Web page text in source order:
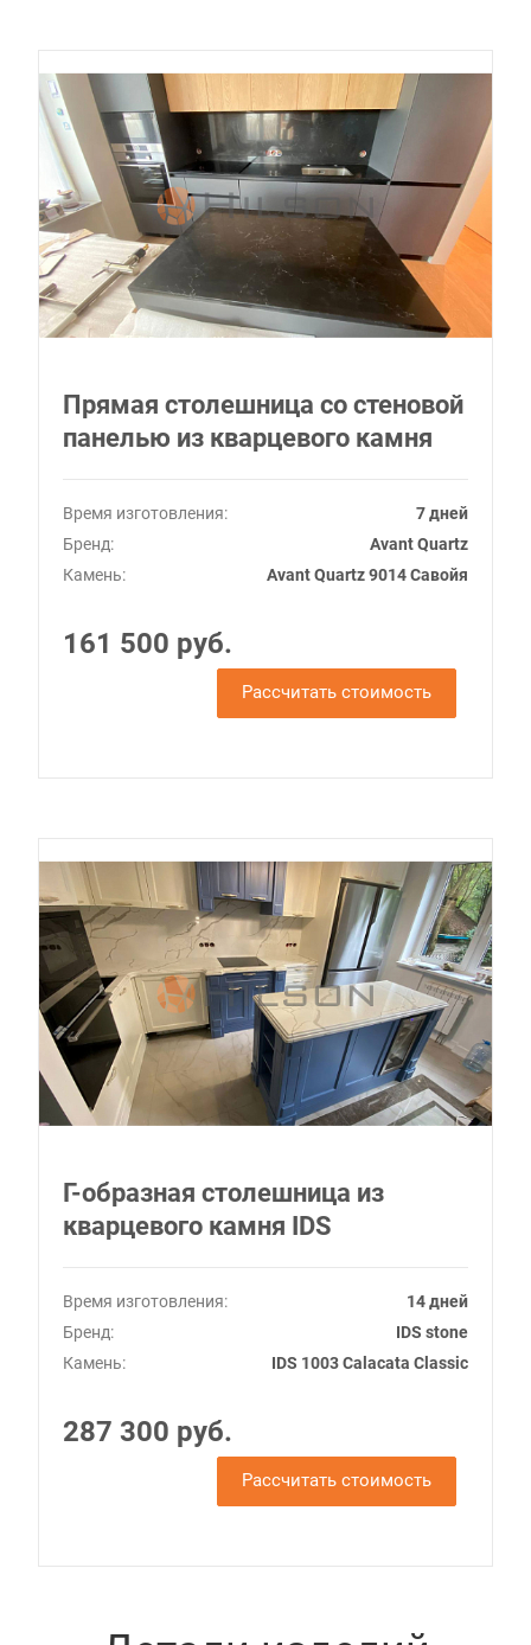
Прямая столешница со стеновой
панелью из кварцевого камня
Время изготовления:
7 дней
Бренд:
Avant Quartz
Камень:
Avant Quartz 9014 Савойя
161 500 руб.
Рассчитать стоимость
Г-образная столешница из
кварцевого камня IDS
Время изготовления:
14 дней
Бренд:
IDS stone
Камень:
IDS 1003 Calacata Classic
287 300 руб.
Рассчитать стоимость